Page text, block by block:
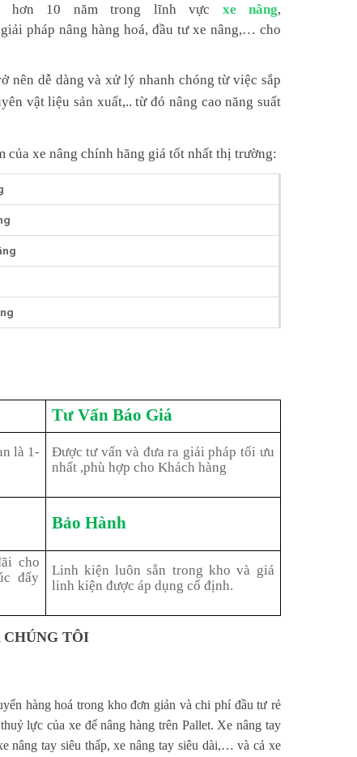
hơn 10 năm trong lĩnh vực xe nâng,
pháp nâng hàng hoá, đầu tư xe nâng,… cho
nên dễ dàng và xử lý nhanh chóng từ việc sắp
vật liệu sản xuất,.. từ đó nâng cao năng suất
của xe nâng chính hãng giá tốt nhất thị trường:
Tư Vấn Báo Giá
là 1-
Được tư vấn và đưa ra giải pháp tối ưu
nhất ,phù hợp cho Khách hàng
Bảo Hành
cho
đẩy
Linh kiện luôn sẵn trong kho và giá
linh kiện được áp dụng cố định.
TÔI
hàng hoá trong kho đơn giản và chi phí đầu tư rẻ
lực của xe để nâng hàng trên Pallet. Xe nâng tay
nâng tay siêu thấp, xe nâng tay siêu dài,… và cả xe